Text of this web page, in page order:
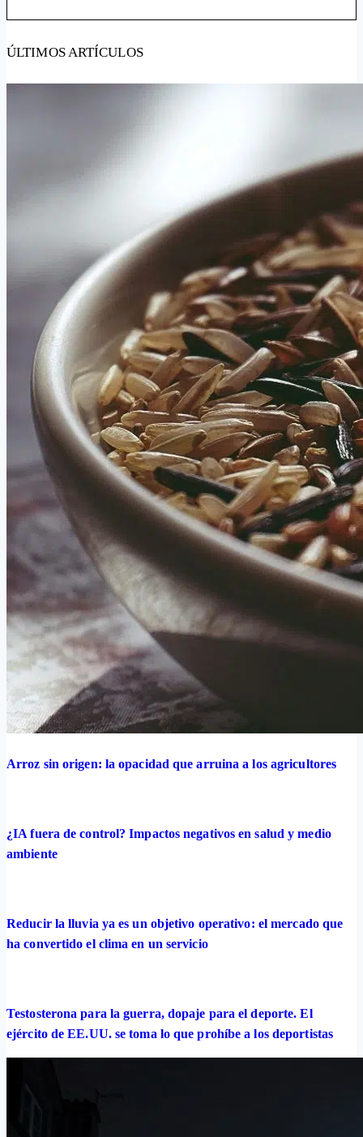
ÚLTIMOS ARTÍCULOS
Arroz sin origen: la opacidad que arruina a los agricultores
¿IA fuera de control? Impactos negativos en salud y medio
ambiente
Reducir la lluvia ya es un objetivo operativo: el mercado que
ha convertido el clima en un servicio
Testosterona para la guerra, dopaje para el deporte. El
ejército de EE.UU. se toma lo que prohíbe a los deportistas